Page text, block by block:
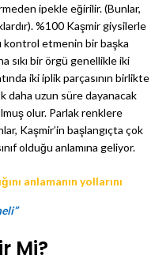
ipekle eğirilir. (Bunlar,
%100 Kaşmir giysilerle
kontrol etmenin bir başka
sıkı bir örgü genellikle iki
iki iplik parçasının birlikte
daha uzun süre dayanacak
olur. Parlak renklere
Kaşmir’in başlangıçta çok
olduğu anlamına geliyor.
anlamanın yollarını
Mi?